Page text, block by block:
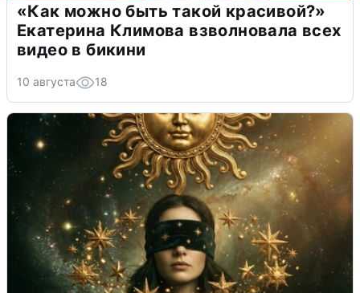
«Как можно быть такой красивой?»
Екатерина Климова взволновала всех
видео в бикини
10 августа 18